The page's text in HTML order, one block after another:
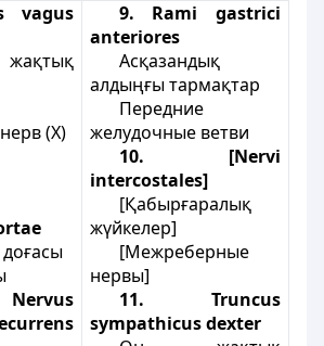
vagus
жақтық
(X)
9. Rami gastrіcі
anterіores
Асқазандық
алдыңғы тармақтар
Передние
желудочные ветви
10. [Nervi
іntercostales]
[Қабырғаралық
жүйкелер]
[Межреберные
нервы]
11. Truncus
sуmpathіcus dexter